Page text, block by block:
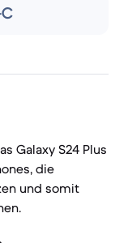
Galaxy S24 Plus
die
und somit